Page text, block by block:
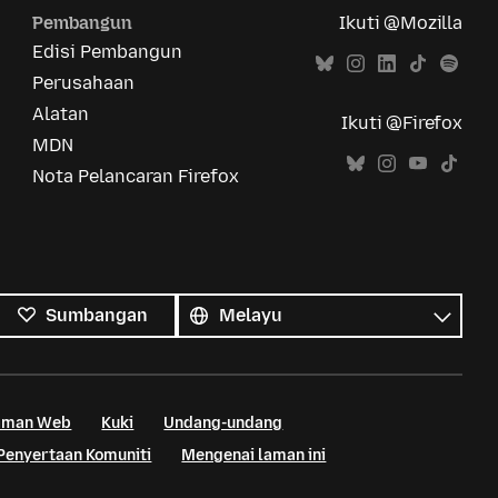
Pembangun
Edisi Pembangun
Perusahaan
Alatan
MDN
Nota Pelancaran Firefox
Ikuti @Mozilla
Ikuti @Firefox
Sumbangan
bahasa
Bahasa
Web Kuki
Undang-undang
Komuniti
Mengenai laman ini